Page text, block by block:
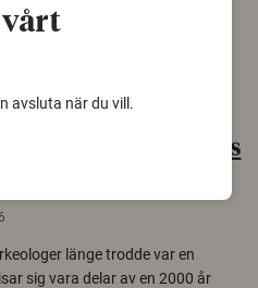
länder.
skinn var Sveriges
länge trodde var en
sig vara delar av en 2000 år
vårt
avsluta när du vill.